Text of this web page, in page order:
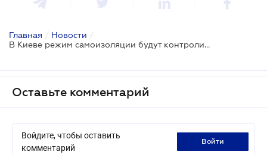
Главная / Новости /
В Киеве режим самоизоляции будут контролировать через смартфоны
Оставьте комментарий
Войдите, чтобы оставить
комментарий
войти